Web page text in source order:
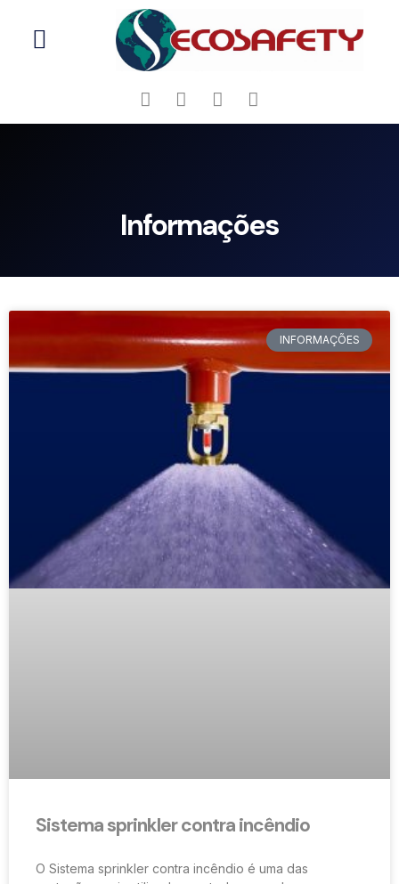
Informações
Informações
INFORMAÇÕES
Sistema sprinkler contra incêndio
O Sistema sprinkler contra incêndio é uma das